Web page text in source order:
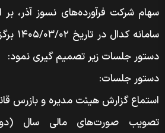
سهام شرکت فرآورده‌های نسوز آذر،
دستور جلسات زیر تصمیم گیری نمود:
دستور جلسات:
استماع گزارش هیئت مدیره و بازرس
تصویب صورت‌های مالی سال